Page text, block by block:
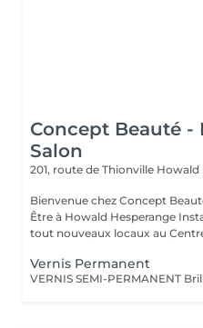
Concept Beauté -
Salon
201, route de Thionville Howald
Bienvenue chez Concept Beauté L'Expérience Beauté &
Être à Howald Hesperange
tout nouveaux locaux au
Vernis Permanent